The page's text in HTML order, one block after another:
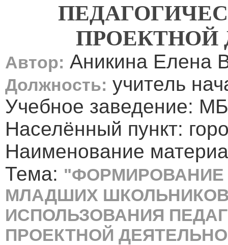
ПРОЕКТНОЙ
Автор: Аникина Елена
Должность: учитель
Учебное заведение:
Населённый пункт:
Наименование
Тема:
МЛАДШИХ
ИСПОЛЬЗОВАНИЯ
ПРОЕКТНОЙ